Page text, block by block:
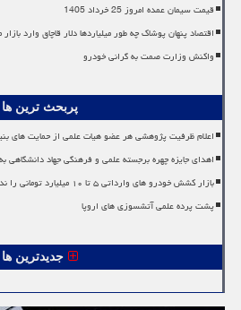
قیمت سیمان عمده امروز 25 خرداد 1405
اقتصاد پنهان پوشاک چه طور میلیاردها دلار قاچاق وارد
واکنش وزارت صمت به گرانی خودرو
پربحث ترین ها
اعلام ظرفیت پژوهشی هر عضو هیات علمی از حمایت های
اهدای جایزه چهره برجسته علمی و فرهنگی جهاد دانشگاهی
بازار کشش خودرو های وارداتی ۵ تا ۱۰ میلیارد تومانی را ندارد
پشت پرده علمی آتشسوزی های اروپا
جدیدترین ها